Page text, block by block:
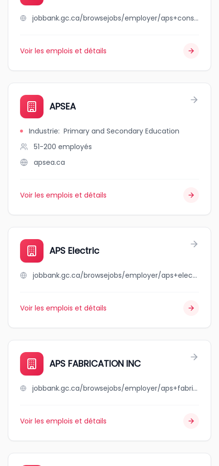
jobbank.gc.ca/browsejobs/employer/aps+construction/ca
Voir les emplois et détails
APSEA
Industrie: Primary and Secondary Education
51-200 employés
apsea.ca
Voir les emplois et détails
APS Electric
jobbank.gc.ca/browsejobs/employer/aps+electric/ca
Voir les emplois et détails
APS FABRICATION INC
jobbank.gc.ca/browsejobs/employer/aps+fabrication+inc/ca
Voir les emplois et détails